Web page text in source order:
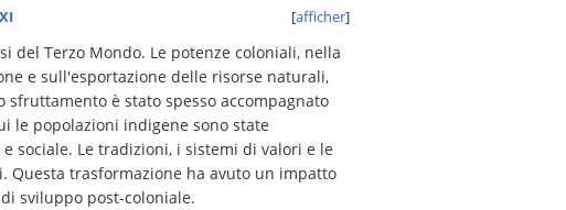
afficher
del Terzo Mondo. Le potenze coloniali, nella
e sull'esportazione delle risorse naturali,
è stato spesso accompagnato
le popolazioni indigene sono state
sociale. Le tradizioni, i sistemi di valori e le
trasformazione ha avuto un impatto
sviluppo post-coloniale.